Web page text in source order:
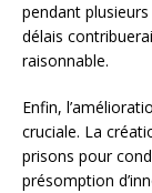
pendant
délais
raisonnable.
Enfin,
cruciale. La
prisons pour
présomption